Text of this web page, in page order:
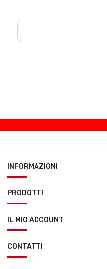
INFORMAZIONI
PRODOTTI
IL MIO ACCOUNT
CONTATTI